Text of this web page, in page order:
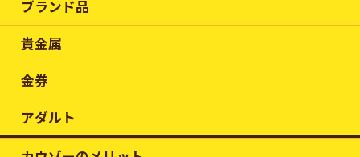
ブランド品
貴金属
金券
アダルト